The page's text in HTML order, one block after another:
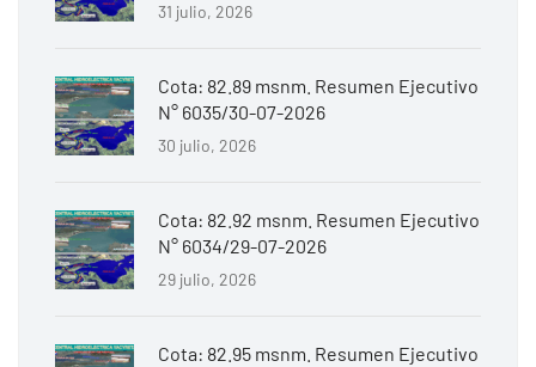
31 julio, 2026
Cota: 82.89 msnm. Resumen Ejecutivo
N° 6035/30-07-2026
30 julio, 2026
Cota: 82.92 msnm. Resumen Ejecutivo
N° 6034/29-07-2026
29 julio, 2026
Cota: 82.95 msnm. Resumen Ejecutivo